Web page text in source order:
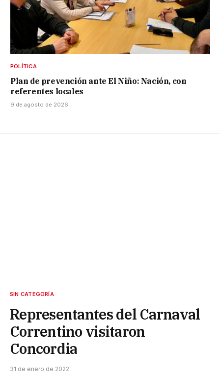
POLÍTICA
Plan de prevención ante El Niño: Nación, con
referentes locales
9 de agosto de 2026
SIN CATEGORÍA
Representantes del Carnaval
Correntino visitaron
Concordia
31 de enero de 2022